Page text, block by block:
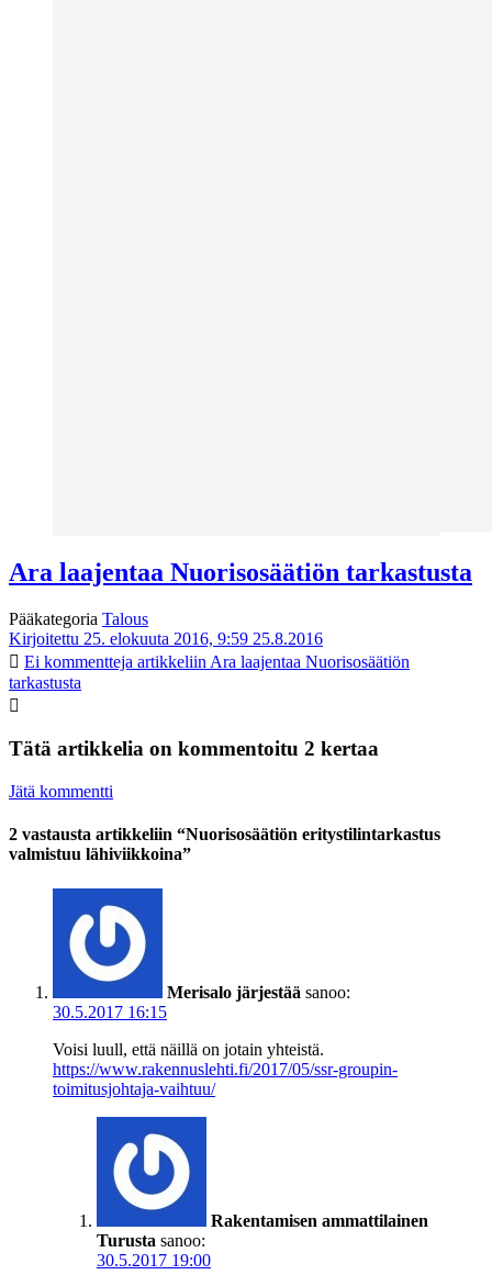
Ara laajentaa Nuorisosäätiön tarkastusta
Pääkategoria Talous
Kirjoitettu 25. elokuuta 2016, 9:59 25.8.2016
Ei kommentteja artikkeliin Ara laajentaa Nuorisosäätiön
tarkastusta
Tätä artikkelia on kommentoitu 2 kertaa
Jätä kommentti
2 vastausta artikkeliin “Nuorisosäätiön eritystilintarkastus
valmistuu lähiviikkoina”
Merisalo järjestää sanoo:
30.5.2017 16:15
Voisi luull, että näillä on jotain yhteistä.
https://www.rakennuslehti.fi/2017/05/ssr-groupin-
toimitusjohtaja-vaihtuu/
Rakentamisen ammattilainen
Turusta sanoo:
30.5.2017 19:00